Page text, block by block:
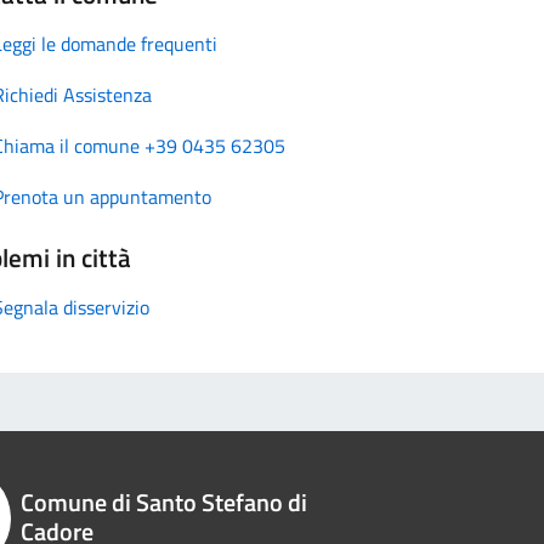
le domande frequenti
Assistenza
il comune +39 0435 62305
un appuntamento
in città
disservizio
Comune di Santo Stefano di
Cadore